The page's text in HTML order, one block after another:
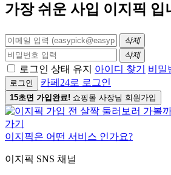
가장 쉬운 사입 이지픽 입
삭제
삭제
로그인 상태 유지 아이디 찾기 비밀
로그인 카페24로 로그인
15초면 가입완료! 쇼핑몰 사장님 회원가입
이지픽은 어떤 서비스 인가요?
이지픽 SNS 채널